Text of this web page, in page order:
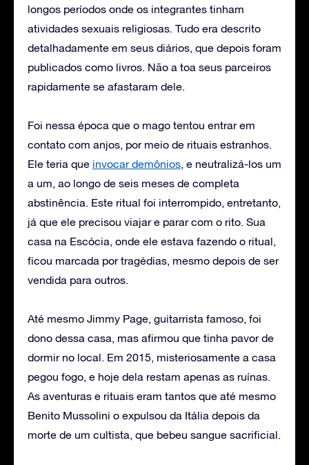
longos períodos onde os integrantes tinham
atividades sexuais religiosas. Tudo era descrito
detalhadamente em seus diários, que depois foram
publicados como livros. Não a toa seus parceiros
rapidamente se afastaram dele.
Foi nessa época que o mago tentou entrar em
contato com anjos, por meio de rituais estranhos.
Ele teria que invocar demônios, e neutralizá-los um
a um, ao longo de seis meses de completa
abstinência. Este ritual foi interrompido, entretanto,
já que ele precisou viajar e parar com o rito. Sua
casa na Escócia, onde ele estava fazendo o ritual,
ficou marcada por tragédias, mesmo depois de ser
vendida para outros.
Até mesmo Jimmy Page, guitarrista famoso, foi
dono dessa casa, mas afirmou que tinha pavor de
dormir no local. Em 2015, misteriosamente a casa
pegou fogo, e hoje dela restam apenas as ruínas.
As aventuras e rituais eram tantos que até mesmo
Benito Mussolini o expulsou da Itália depois da
morte de um cultista, que bebeu sangue sacrificial.